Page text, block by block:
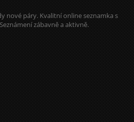
nové páry. Kvalitní online seznamka s
zábavně a aktivně.